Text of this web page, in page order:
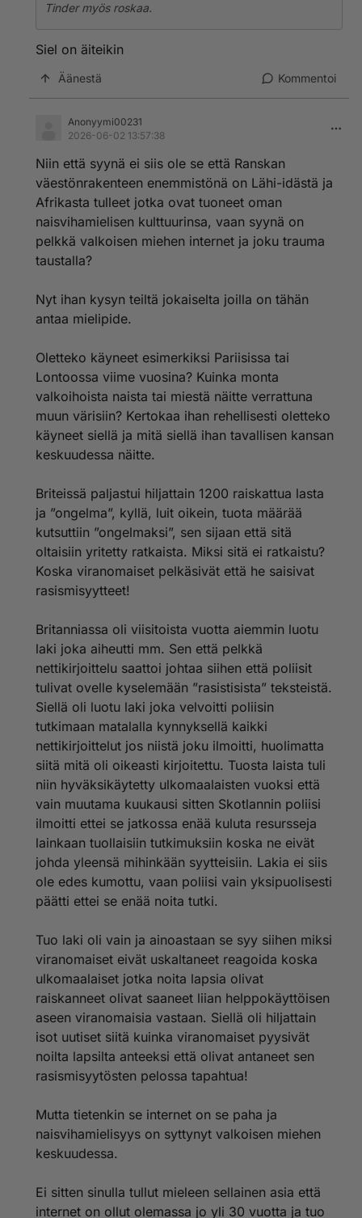
Tinder myös roskaa.
Siel on äiteikin
Äänestä Kommentoi
Anonyymi00231
2026-06-02 13:57:38
Niin että syynä ei siis ole se että Ranskan
väestönrakenteen enemmistönä on Lähi-idästä ja
Afrikasta tulleet jotka ovat tuoneet oman
naisvihamielisen kulttuurinsa, vaan syynä on
pelkkä valkoisen miehen internet ja joku trauma
taustalla?
Nyt ihan kysyn teiltä jokaiselta joilla on tähän
antaa mielipide.
Oletteko käyneet esimerkiksi Pariisissa tai
Lontoossa viime vuosina? Kuinka monta
valkoihoista naista tai miestä näitte verrattuna
muun värisiin? Kertokaa ihan rehellisesti oletteko
käyneet siellä ja mitä siellä ihan tavallisen kansan
keskuudessa näitte.
Briteissä paljastui hiljattain 1200 raiskattua lasta
ja ”ongelma”, kyllä, luit oikein, tuota määrää
kutsuttiin ”ongelmaksi”, sen sijaan että sitä
oltaisiin yritetty ratkaista. Miksi sitä ei ratkaistu?
Koska viranomaiset pelkäsivät että he saisivat
rasismisyytteet!
Britanniassa oli viisitoista vuotta aiemmin luotu
laki joka aiheutti mm. Sen että pelkkä
nettikirjoittelu saattoi johtaa siihen että poliisit
tulivat ovelle kyselemään ”rasistisista” teksteistä.
Siellä oli luotu laki joka velvoitti poliisin
tutkimaan matalalla kynnyksellä kaikki
nettikirjoittelut jos niistä joku ilmoitti, huolimatta
siitä mitä oli oikeasti kirjoitettu. Tuosta laista tuli
niin hyväksikäytetty ulkomaalaisten vuoksi että
vain muutama kuukausi sitten Skotlannin poliisi
ilmoitti ettei se jatkossa enää kuluta resursseja
lainkaan tuollaisiin tutkimuksiin koska ne eivät
johda yleensä mihinkään syytteisiin. Lakia ei siis
ole edes kumottu, vaan poliisi vain yksipuolisesti
päätti ettei se enää noita tutki.
Tuo laki oli vain ja ainoastaan se syy siihen miksi
viranomaiset eivät uskaltaneet reagoida koska
ulkomaalaiset jotka noita lapsia olivat
raiskanneet olivat saaneet liian helppokäyttöisen
aseen viranomaisia vastaan. Siellä oli hiljattain
isot uutiset siitä kuinka viranomaiset pyysivät
noilta lapsilta anteeksi että olivat antaneet sen
rasismisyytösten pelossa tapahtua!
Mutta tietenkin se internet on se paha ja
naisvihamielisyys on syttynyt valkoisen miehen
keskuudessa.
Ei sitten sinulla tullut mieleen sellainen asia että
internet on ollut olemassa jo yli 30 vuotta ja tuo